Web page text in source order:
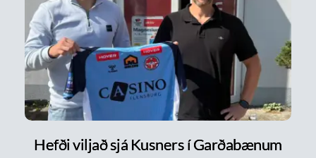
Hefði viljað sjá Kusners í Garðabænum